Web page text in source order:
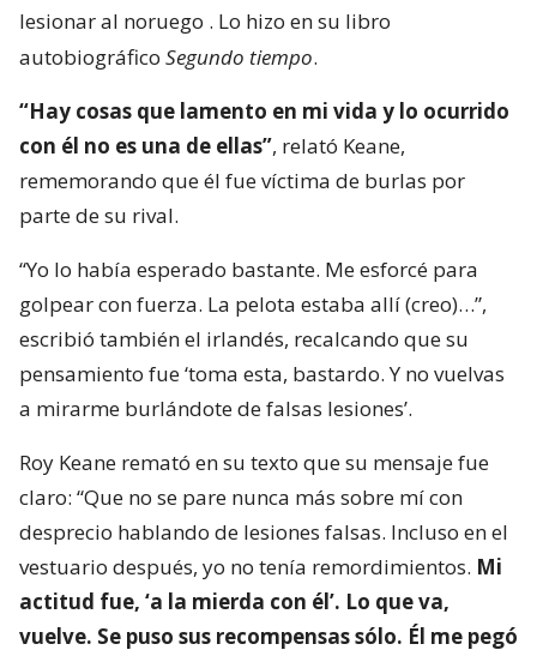
lesionar al noruego . Lo hizo en su libro
autobiográfico Segundo tiempo.
“Hay cosas que lamento en mi vida y lo ocurrido
con él no es una de ellas”, relató Keane,
rememorando que él fue víctima de burlas por
parte de su rival.
“Yo lo había esperado bastante. Me esforcé para
golpear con fuerza. La pelota estaba allí (creo)…”,
escribió también el irlandés, recalcando que su
pensamiento fue ‘toma esta, bastardo. Y no vuelvas
a mirarme burlándote de falsas lesiones’.
Roy Keane remató en su texto que su mensaje fue
claro: “Que no se pare nunca más sobre mí con
desprecio hablando de lesiones falsas. Incluso en el
vestuario después, yo no tenía remordimientos. Mi
actitud fue, ‘a la mierda con él’. Lo que va,
vuelve. Se puso sus recompensas sólo. Él me pegó